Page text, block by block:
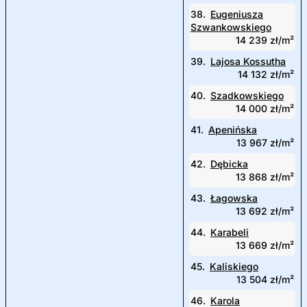
38. Eugeniusza
Szwankowskiego
14 239 zł/m²
39. Lajosa Kossutha
14 132 zł/m²
40. Szadkowskiego
14 000 zł/m²
41. Apenińska
13 967 zł/m²
42. Dębicka
13 868 zł/m²
43. Łagowska
13 692 zł/m²
44. Karabeli
13 669 zł/m²
45. Kaliskiego
13 504 zł/m²
46. Karola